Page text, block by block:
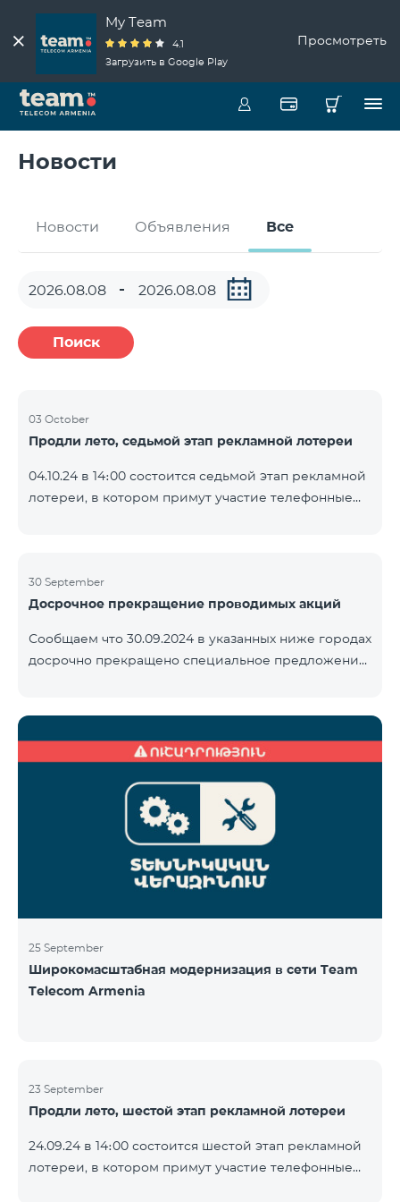
My Team
4.1
Загрузить в Google Play
Просмотреть
Новости
Новости Объявления Все
Поиск
03 October
Продли лето, седьмой этап рекламной лотереи
04.10.24 в 14։00 состоится седьмой этап рекламной
лотереи, в котором примут участие телефонные
Выигравшие номера телефонов будут выбраны с
помощью генератора случайных чисел. Следите за
YouTube. Подробнее:
https://www.telecomarmenia.am/ru/B2S
30 September
Досрочное прекращение проводимых акций
Сообщаем что 30.09.2024 в указанных ниже городах
досрочно прекращено специальное предложение,
9900. Вайк Чаренцаван Ванадзор
25 September
Широкомасштабная модернизация в сети Team
Telecom Armenia
23 September
Продли лето, шестой этап рекламной лотереи
24.09.24 в 14։00 состоится шестой этап рекламной
лотереи, в котором примут участие телефонные